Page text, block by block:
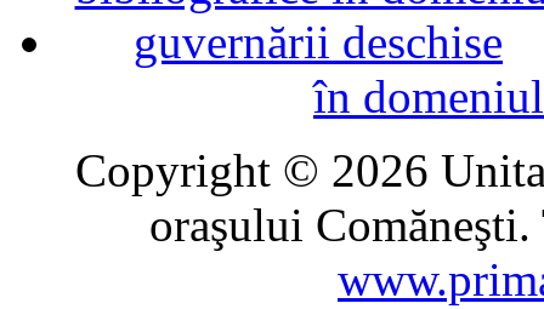
în
Copyright © 2026
oraşului